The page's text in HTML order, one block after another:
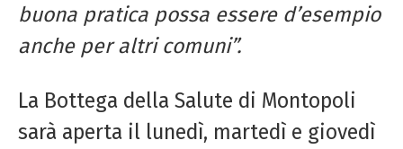
buona pratica possa essere d’esempio
anche per altri comuni”.
La Bottega della Salute di Montopoli
sarà aperta il lunedì, martedì e giovedì